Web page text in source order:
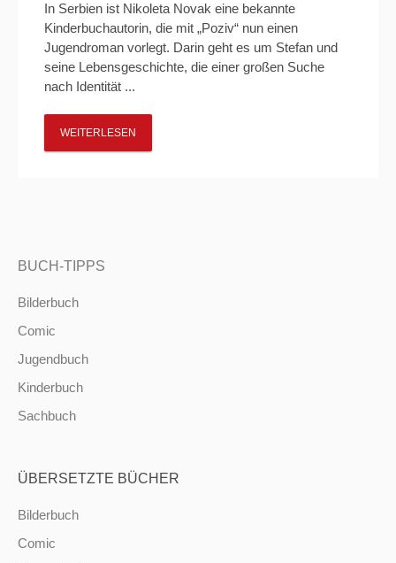
In Serbien ist Nikoleta Novak eine bekannte
Kinderbuchautorin, die mit „Poziv“ nun einen
Jugendroman vorlegt. Darin geht es um Stefan und
seine Lebensgeschichte, die einer großen Suche
nach Identität ...
WEITERLESEN
BUCH-TIPPS
Bilderbuch
Comic
Jugendbuch
Kinderbuch
Sachbuch
ÜBERSETZTE BÜCHER
Bilderbuch
Comic